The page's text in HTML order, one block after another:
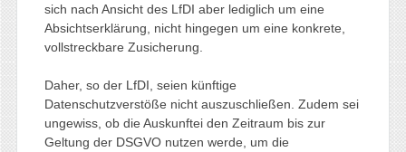
sich nach Ansicht des LfDI aber lediglich um eine
Absichtserklärung, nicht hingegen um eine konkrete,
vollstreckbare Zusicherung.
Daher, so der LfDI, seien künftige
Datenschutzverstöße nicht auszuschließen. Zudem sei
ungewiss, ob die Auskunftei den Zeitraum bis zur
Geltung der DSGVO nutzen werde, um die